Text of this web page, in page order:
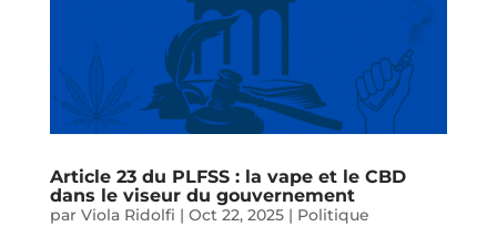
Article 23 du PLFSS : la vape et le CBD
dans le viseur du gouvernement
par Viola Ridolfi | Oct 22, 2025| Politique